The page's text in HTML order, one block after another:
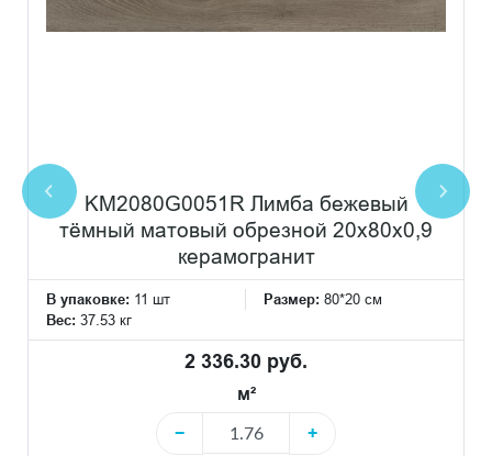
KM2080G0051R Лимба бежевый
тёмный матовый обрезной 20x80x0,9
керамогранит
В упаковке: 11 шт Размер: 80*20 см
Вес: 37.53 кг
2 336.30 руб.
м²
−
+